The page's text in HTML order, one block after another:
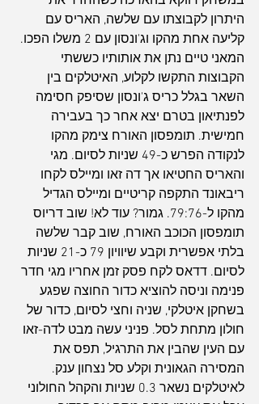
היתרון לקבוצתו עם שלשה, האריס עם
קליעה אחת מהקו וג'ונסון עם 2 משלו הפכו.
המאני טיים נתן את אותותיו כששתי
הקבוצות התקשו לקלוע, האיטלקים בין
השאר בגלל כריס ג'ונסון שסיפק חסימה
לפנתיאון בטרם יצא אחר כך בעבירה
חמישית. תומפסון האורח צימק מהקו
לנקודה הפרש כ-49 שניות לסיום. מגי
והאריס החטיאו אך דה זאו ומיילס לקחו
ריבאונד התקפה קריטיים ומיילס הגדיל
מהקו ל-79:76. גמור? עוד לא! שוב דריוס
תומפסון הכוכב האורח, שוב קבר שלשה
בלתי אפשרית וקבע שיוויון 79 כ-21 שניות
לסיום. דדאס לקח פסק זמן אחריו מגי חדר
פנימה וניסה להוציא כדור החוצה שפגע
בשחקן איטלקי, שניה וחצי לסיום, כדור של
חולון מתחת לסל. פניני עשה מבט לדה-זאו
עם העין שהבין את התרגיל, תפס את
המסירה הגאונית וקלע סל נצחון ענק.
לאיטלקים נשאר 0.3 שניות והקהל החולוני